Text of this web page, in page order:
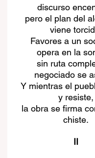
discurso
viene
opera en la
negociado se
y resiste,
chiste.
II